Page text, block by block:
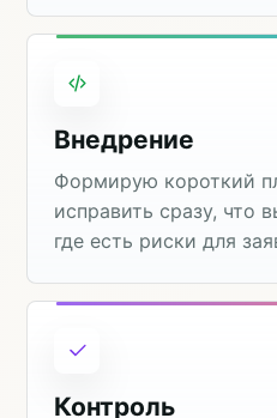
Внедрение
Формирую короткий
исправить сразу, что
где есть риски для
Контроль